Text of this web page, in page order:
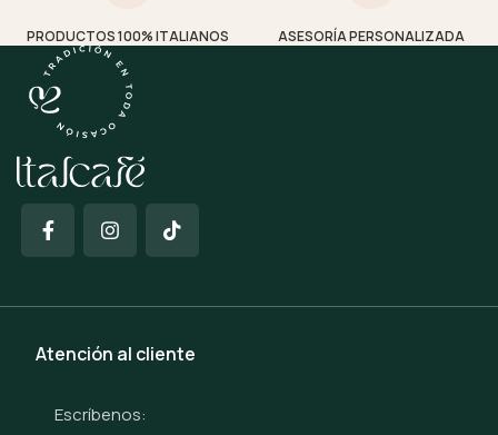
PRODUCTOS 100% ITALIANOS ASESORÍA PERSONALIZADA
Atención al cliente
Escríbenos: